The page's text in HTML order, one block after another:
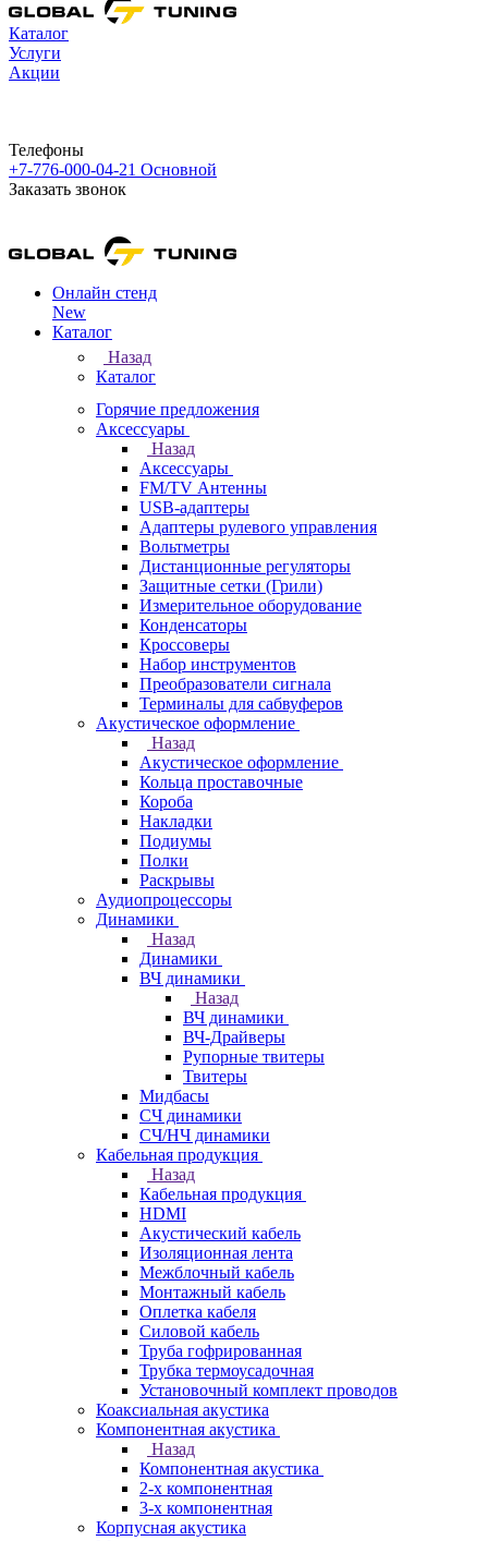
Каталог
Услуги
Акции
Телефоны
+7-776-000-04-21 Основной
Заказать звонок
Онлайн стенд
New
Каталог
Назад
Каталог
Горячие предложения
Аксессуары
Назад
Аксессуары
FM/TV Антенны
USB-адаптеры
Адаптеры рулевого управления
Вольтметры
Дистанционные регуляторы
Защитные сетки (Грили)
Измерительное оборудование
Конденсаторы
Кроссоверы
Набор инструментов
Преобразователи сигнала
Терминалы для сабвуферов
Акустическое оформление
Назад
Акустическое оформление
Кольца проставочные
Короба
Накладки
Подиумы
Полки
Раскрывы
Аудиопроцессоры
Динамики
Назад
Динамики
ВЧ динамики
Назад
ВЧ динамики
ВЧ-Драйверы
Рупорные твитеры
Твитеры
Мидбасы
СЧ динамики
СЧ/НЧ динамики
Кабельная продукция
Назад
Кабельная продукция
HDMI
Акустический кабель
Изоляционная лента
Межблочный кабель
Монтажный кабель
Оплетка кабеля
Силовой кабель
Труба гофрированная
Трубка термоусадочная
Установочный комплект проводов
Коаксиальная акустика
Компонентная акустика
Назад
Компонентная акустика
2-х компонентная
3-х компонентная
Корпусная акустика